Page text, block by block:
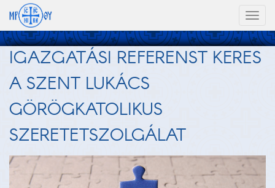
IGAZGATÁSI REFERENST KERES
A SZENT LUKÁCS
GÖRÖGKATOLIKUS
SZERETETSZOLGÁLAT